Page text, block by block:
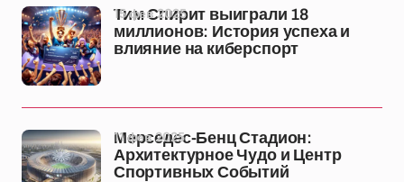
Тим Спирит выиграли 18
миллионов: История успеха и
влияние на киберспорт
15 фев 2025
Мерседес-Бенц Стадион:
Архитектурное Чудо и Центр
Спортивных Событий
11 фев 2025